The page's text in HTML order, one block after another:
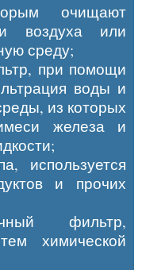
очищают
воздуха или
среду;
при помощи
воды и
из которых
железа и
используется
и прочих
фильтр,
химической